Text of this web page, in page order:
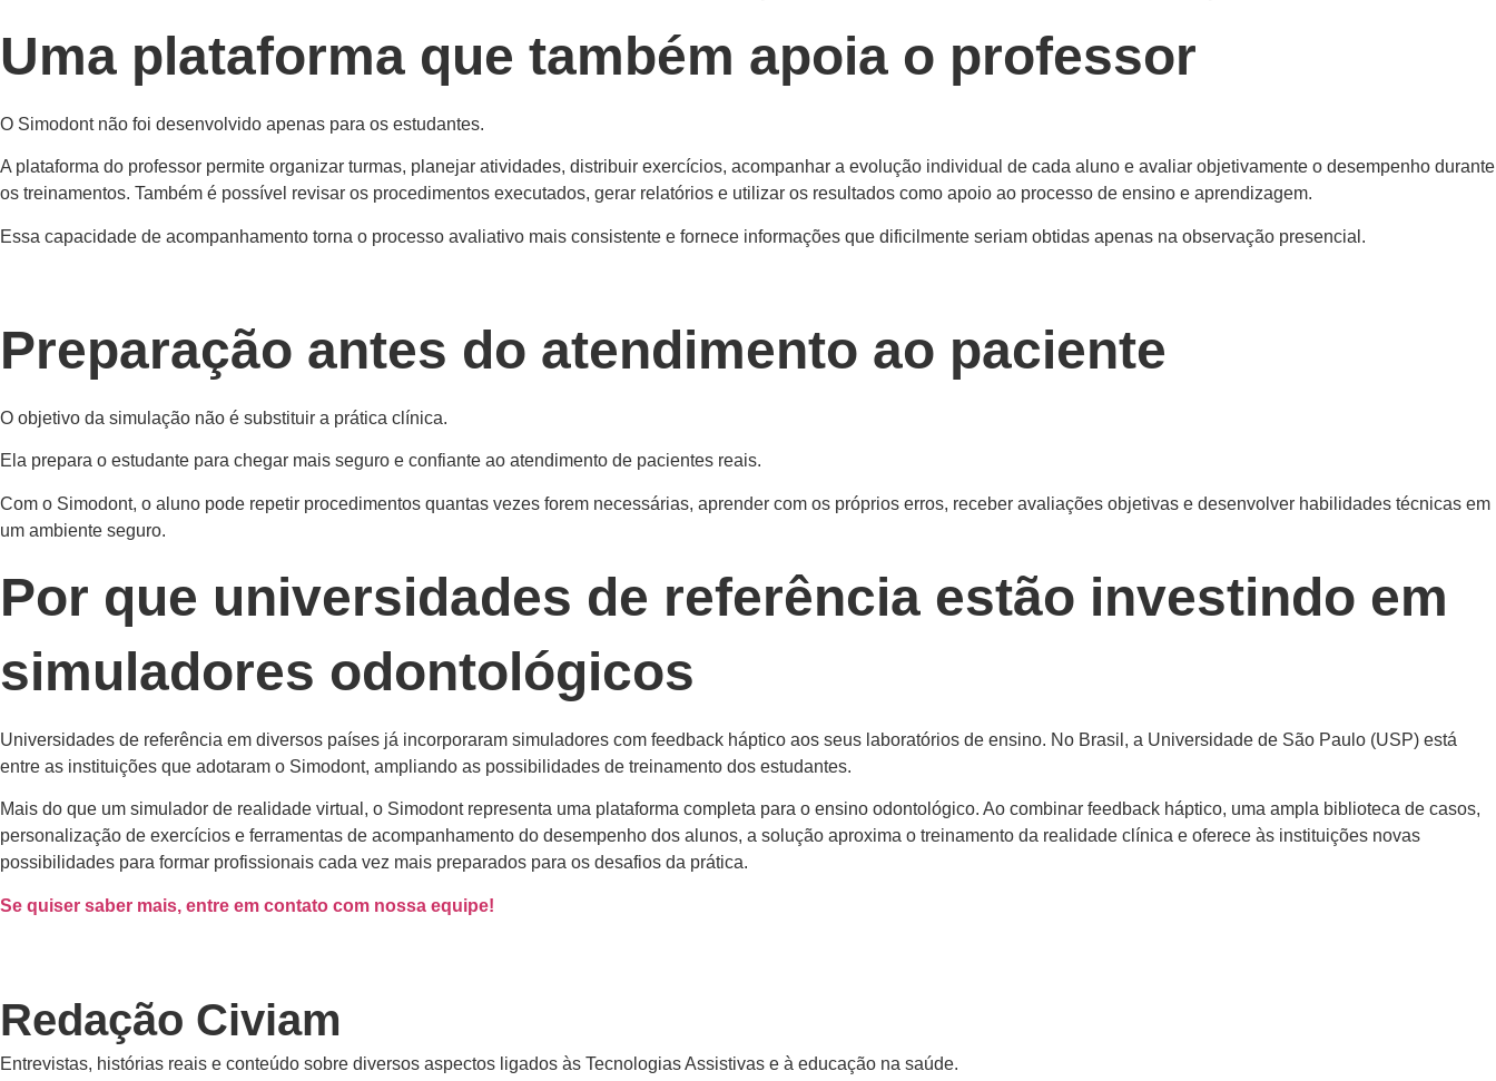
Uma plataforma que também apoia o professor
O Simodont não foi desenvolvido apenas para os estudantes.
A plataforma do professor permite organizar turmas, planejar atividades, distribuir exercícios, acompanhar a evolução individual de cada aluno e avaliar objetivamente o desempenho durante
os treinamentos. Também é possível revisar os procedimentos executados, gerar relatórios e utilizar os resultados como apoio ao processo de ensino e aprendizagem.
Essa capacidade de acompanhamento torna o processo avaliativo mais consistente e fornece informações que dificilmente seriam obtidas apenas na observação presencial.
Preparação antes do atendimento ao paciente
O objetivo da simulação não é substituir a prática clínica.
Ela prepara o estudante para chegar mais seguro e confiante ao atendimento de pacientes reais.
Com o Simodont, o aluno pode repetir procedimentos quantas vezes forem necessárias, aprender com os próprios erros, receber avaliações objetivas e desenvolver habilidades técnicas em
um ambiente seguro.
Por que universidades de referência estão investindo em
simuladores odontológicos
Universidades de referência em diversos países já incorporaram simuladores com feedback háptico aos seus laboratórios de ensino. No Brasil, a Universidade de São Paulo (USP) está
entre as instituições que adotaram o Simodont, ampliando as possibilidades de treinamento dos estudantes.
Mais do que um simulador de realidade virtual, o Simodont representa uma plataforma completa para o ensino odontológico. Ao combinar feedback háptico, uma ampla biblioteca de casos,
personalização de exercícios e ferramentas de acompanhamento do desempenho dos alunos, a solução aproxima o treinamento da realidade clínica e oferece às instituições novas
possibilidades para formar profissionais cada vez mais preparados para os desafios da prática.
Se quiser saber mais, entre em contato com nossa equipe!
Redação Civiam
Entrevistas, histórias reais e conteúdo sobre diversos aspectos ligados às Tecnologias Assistivas e à educação na saúde.